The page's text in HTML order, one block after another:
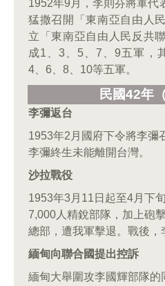
1952年9月，李則芬將軍代
猛撒召開「東南亞自由人
立「東南亞自由人民反共
成1、3、5、7、9五軍，
4、6、8、10等五軍。
民國42年
李彌返台
1953年2月國府下令將李彌
李彌終生未能離開台灣。
沙拉戰役
1953年3月11日起至4月下
7,000人精銳部隊，加上砲
總部，遭我軍擊退。戰後，
緬甸向聯合國提出控訴
緬甸大舉圍攻李國輝部隊的